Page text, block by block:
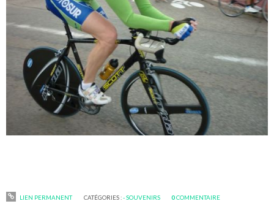
LIEN PERMANENT CATÉGORIES :- SOUVENIRS 0COMMENTAIRE